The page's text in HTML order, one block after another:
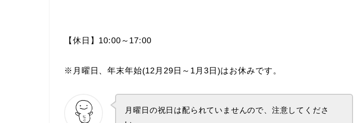
【休日】10:00～17:00
※月曜日、年末年始(12月29日～1月3日)はお休みです。
月曜日の祝日は配られていませんので、注意してくださ